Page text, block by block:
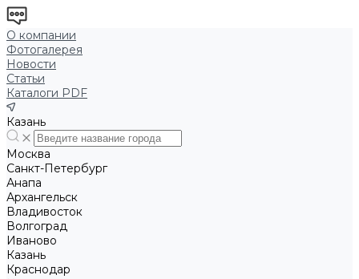
О компании
Фотогалерея
Новости
Статьи
Каталоги PDF
Казань
Москва
Санкт-Петербург
Анапа
Архангельск
Владивосток
Волгоград
Иваново
Казань
Краснодар